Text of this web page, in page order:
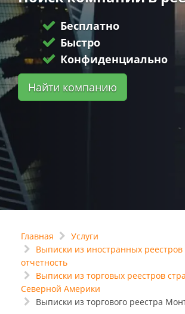
Бесплатно
Быстро
Конфиденциально
Найти компанию
Главная
Услуги
Выписки из иностранных
отчетность
Выписки из торговых реестров
Северной Америки
Выписки из торгового реестра